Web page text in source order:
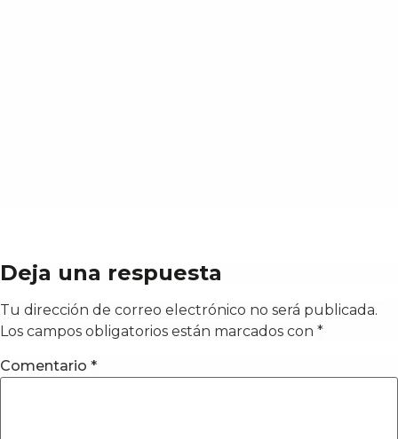
Deja una respuesta
Tu dirección de correo electrónico no será publicada.
Los campos obligatorios están marcados con *
Comentario *